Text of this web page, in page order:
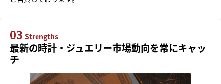
03 Strengths
最新の時計・ジュエリー市場動向を常にキャッ
チ